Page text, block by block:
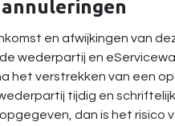
en afwijkingen van
wederpartij en
het verstrekken van een
tijdig en
dan is het risico